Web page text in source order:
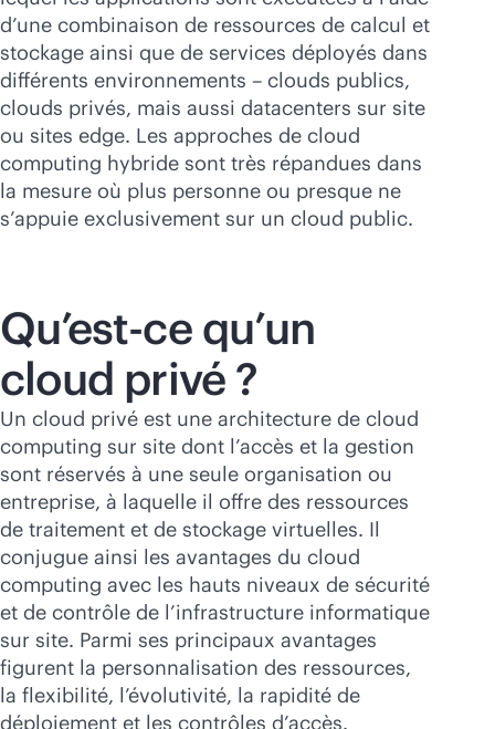
d’une combinaison de ressources de calcul et
stockage ainsi que de services déployés dans
différents environnements – clouds publics,
clouds privés, mais aussi datacenters sur site
ou sites edge. Les approches de cloud
computing hybride sont très répandues dans
la mesure où plus personne ou presque ne
s’appuie exclusivement sur un cloud public.
Qu’est-ce qu’un
cloud privé ?
Un cloud privé est une architecture de cloud
computing sur site dont l’accès et la gestion
sont réservés à une seule organisation ou
entreprise, à laquelle il offre des ressources
de traitement et de stockage virtuelles. Il
conjugue ainsi les avantages du cloud
computing avec les hauts niveaux de sécurité
et de contrôle de l’infrastructure informatique
sur site. Parmi ses principaux avantages
figurent la personnalisation des ressources,
la flexibilité, l’évolutivité, la rapidité de
déploiement et les contrôles d’accès.